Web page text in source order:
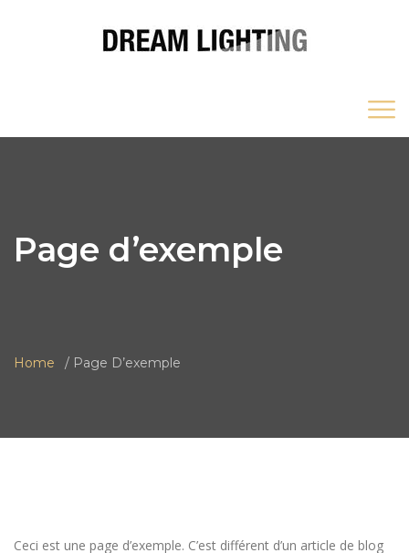
Page d’exemple
Home Page D’exemple
Ceci est une page d’exemple. C’est différent d’un article de blog